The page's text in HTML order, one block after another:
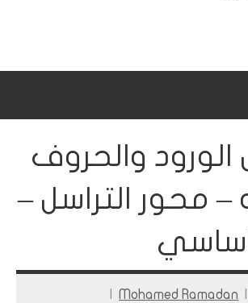
والحروف
– محور التراسل –
Mohamed Ramadan